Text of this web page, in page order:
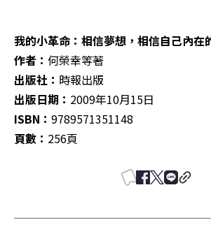
我的小革命：相信夢想，相信自己內在
作者：
出版社：
出版日期：
ISBN：
頁數： 256頁